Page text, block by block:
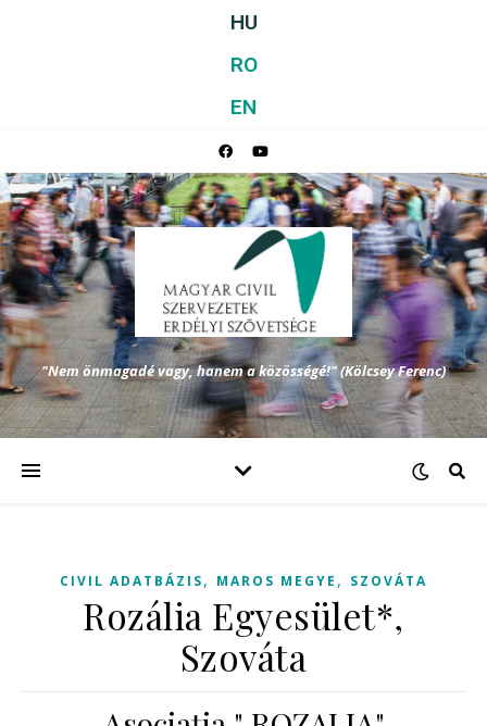
HU
RO
EN
"Nem önmagadé vagy, hanem a közösségé!" (Kölcsey Ferenc)
CIVIL ADATBÁZIS, MAROS MEGYE , SZOVÁTA
Rozália Egyesület*,
Szováta